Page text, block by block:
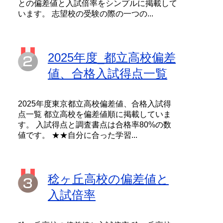
との偏差値と入試倍率をシンプルに掲載して
います。 志望校の受験の際の一つの...
2025年度_都立高校偏差
値、合格入試得点一覧
2025年度東京都立高校偏差値、合格入試得
点一覧 都立高校を偏差値順に掲載していま
す。 入試得点と調査書点は合格率80%の数
値です。 ★★自分に合った学習...
稔ヶ丘高校の偏差値と
入試倍率